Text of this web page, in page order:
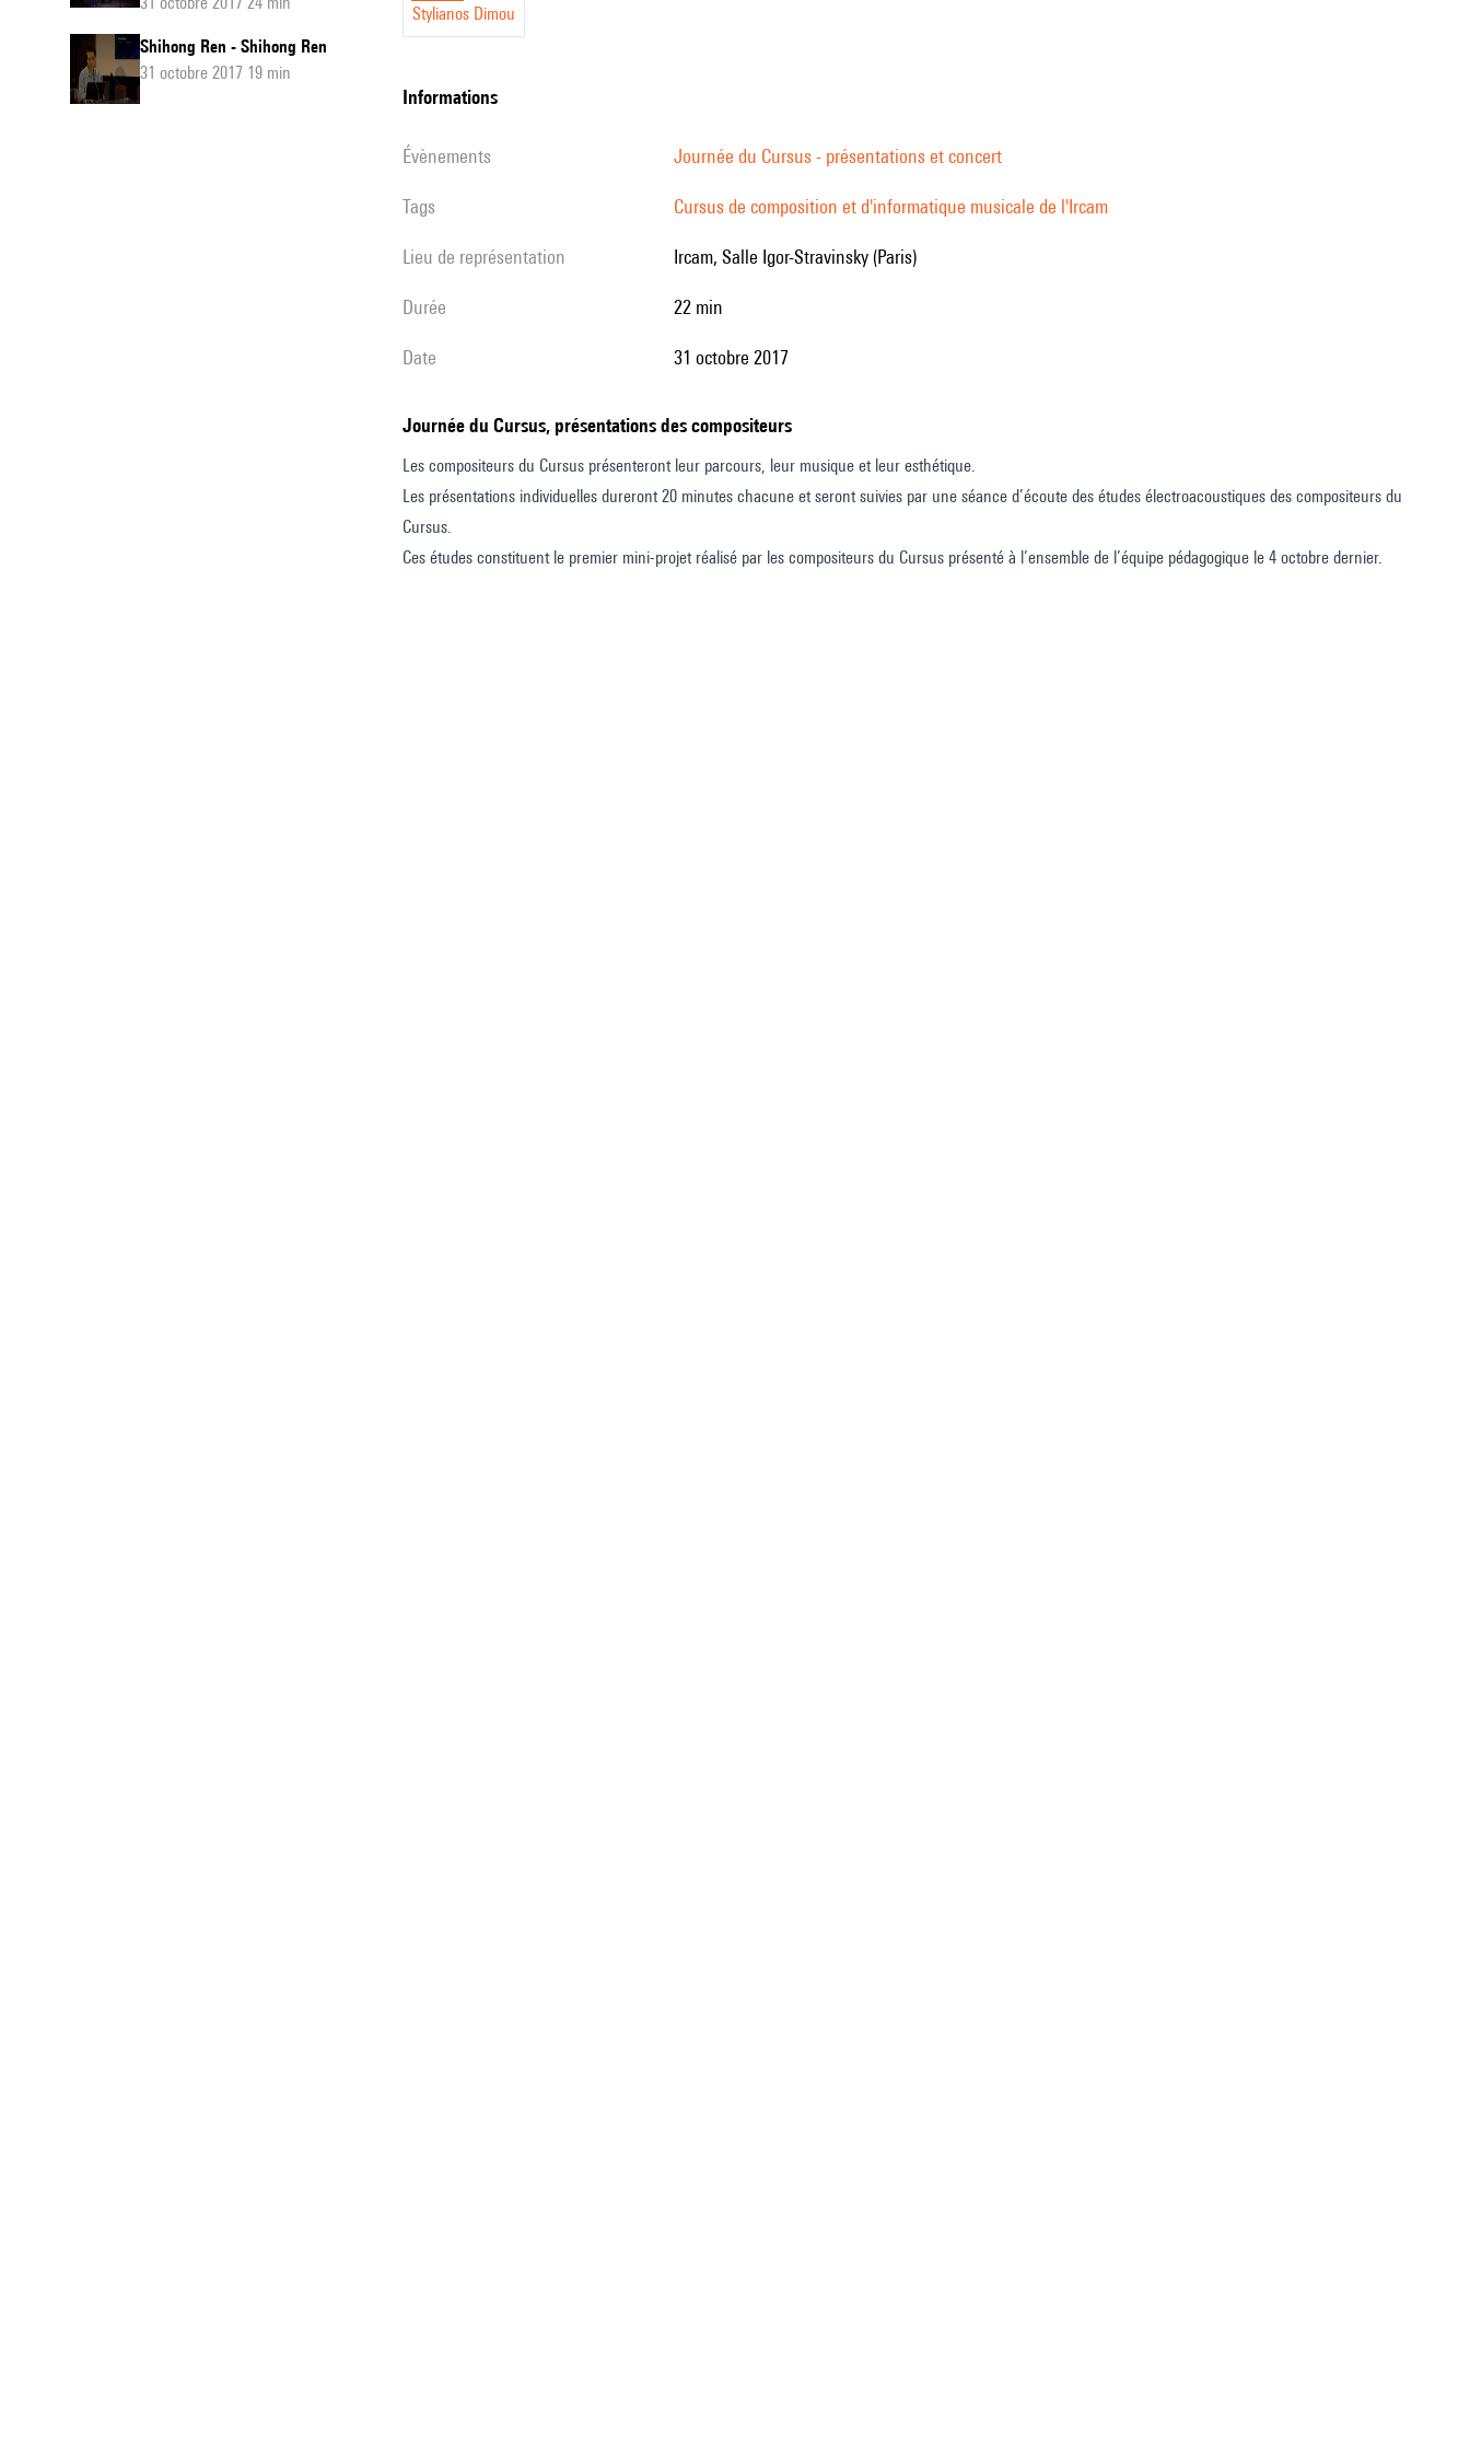
Shihong Ren - Shihong Ren
31 octobre 2017 19 min
Stylianos Dimou
informations
évènements Journée du Cursus - présentations et concert
Tags Cursus de composition et d'informatique musicale de l'Ircam
Lieu de représentation Ircam, Salle Igor-Stravinsky (Paris)
durée 22 min
date 31 octobre 2017
Journée du Cursus, présentations des compositeurs
Les compositeurs du Cursus présenteront leur parcours, leur musique et leur esthétique.
Les présentations individuelles dureront 20 minutes chacune et seront suivies par une séance d’écoute des études électroacoustiques des compositeurs du
Cursus.
Ces études constituent le premier mini-projet réalisé par les compositeurs du Cursus présenté à l’ensemble de l’équipe pédagogique le 4 octobre dernier.